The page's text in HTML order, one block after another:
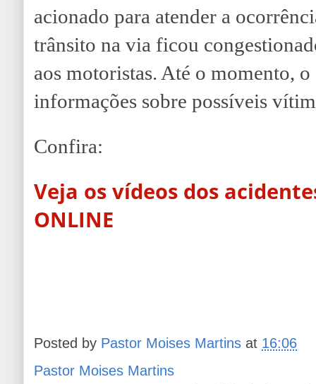
acionado para atender a
trânsito na via ficou
aos motoristas. Até o momento,
informações sobre possíveis
Confira:
Veja os vídeos dos
ONLINE
Posted by Pastor Moises Martins at 16:06
Pastor Moises Martins